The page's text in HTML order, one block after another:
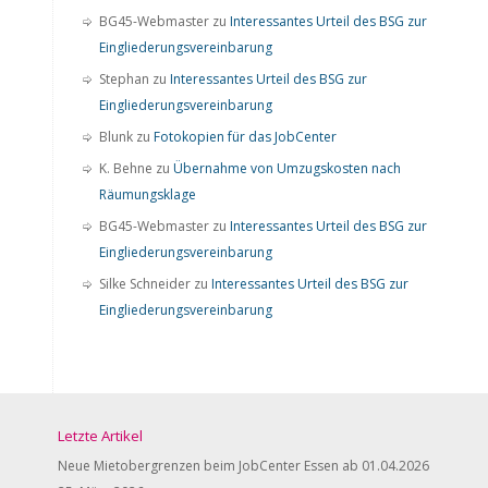
BG45-Webmaster zu Interessantes Urteil des BSG zur
Eingliederungsvereinbarung
Stephan zu Interessantes Urteil des BSG zur
Eingliederungsvereinbarung
Blunk zu Fotokopien für das JobCenter
K. Behne zu Übernahme von Umzugskosten nach
Räumungsklage
BG45-Webmaster zu Interessantes Urteil des BSG zur
Eingliederungsvereinbarung
Silke Schneider zu Interessantes Urteil des BSG zur
Eingliederungsvereinbarung
Letzte Artikel
Neue Mietobergrenzen beim JobCenter Essen ab 01.04.2026